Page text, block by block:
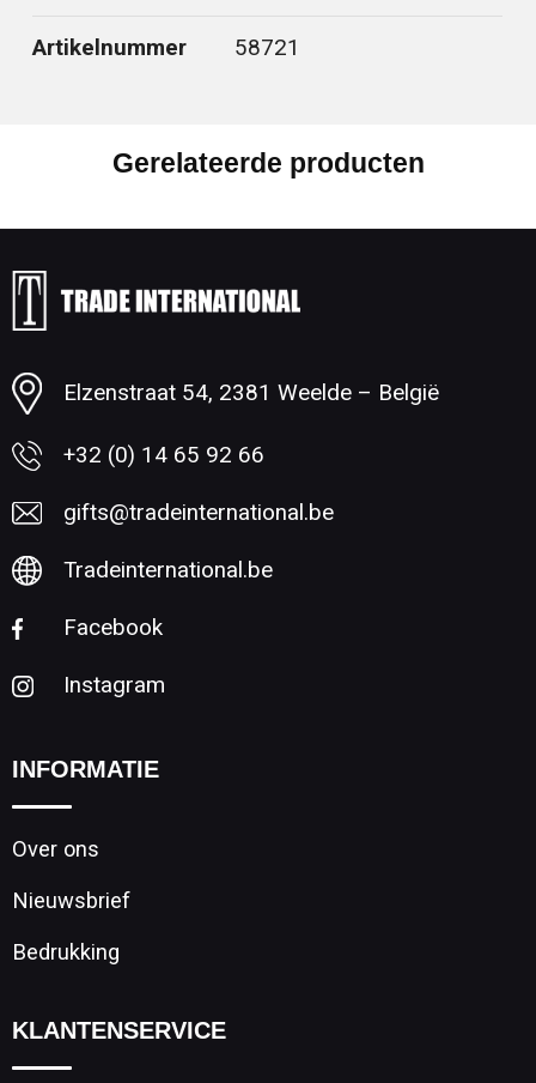
Artikelnummer 58721
Gerelateerde producten
Elzenstraat 54, 2381 Weelde – België
+32 (0) 14 65 92 66
gifts@tradeinternational.be
Tradeinternational.be
Facebook
Instagram
INFORMATIE
Over ons
Nieuwsbrief
Bedrukking
KLANTENSERVICE